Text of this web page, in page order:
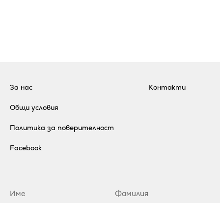
За нас
Общи условия
Политика за поверителност
Контакти
Facebook